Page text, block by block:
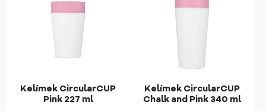
Kelímek CircularCUP
Pink 227 ml
Kelímek CircularCUP
Chalk and Pink 340 ml